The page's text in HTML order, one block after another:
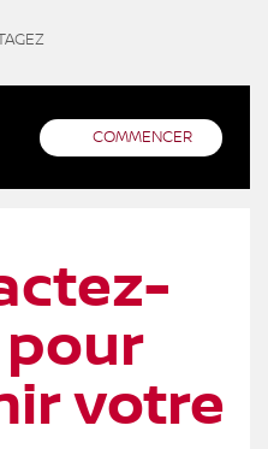
COMMENCER
votre